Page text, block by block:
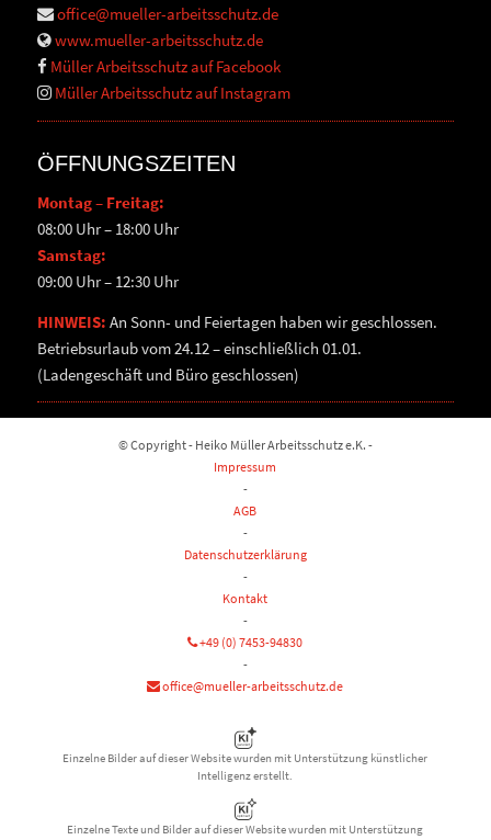
office@mueller-arbeitsschutz.de
www.mueller-arbeitsschutz.de
Müller Arbeitsschutz auf Facebook
Müller Arbeitsschutz auf Instagram
ÖFFNUNGSZEITEN
Montag – Freitag:
08:00 Uhr – 18:00 Uhr
Samstag:
09:00 Uhr – 12:30 Uhr
HINWEIS: An Sonn- und Feiertagen haben wir geschlossen.
Betriebsurlaub vom 24.12 – einschließlich 01.01.
(Ladengeschäft und Büro geschlossen)
© Copyright - Heiko Müller Arbeitsschutz e.K. -
Impressum
-
AGB
-
Datenschutzerklärung
-
Kontakt
-
+49 (0) 7453-94830
-
office@mueller-arbeitsschutz.de
Einzelne Bilder auf dieser Website wurden mit Unterstützung künstlicher
Intelligenz erstellt.
Einzelne Texte und Bilder auf dieser Website wurden mit Unterstützung